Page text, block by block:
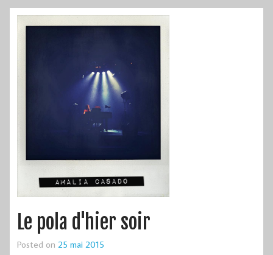
Le pola d'hier soir
Posted on 25 mai 2015